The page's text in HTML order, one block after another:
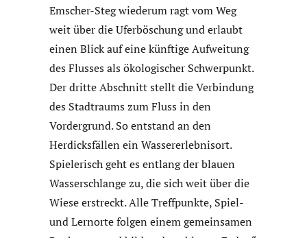
Emscher-Steg wiederum ragt vom Weg
weit über die Uferböschung und erlaubt
einen Blick auf eine künftige Aufweitung
des Flusses als ökologischer Schwerpunkt.
Der dritte Abschnitt stellt die Verbindung
des Stadtraums zum Fluss in den
Vordergrund. So entstand an den
Herdicksfällen ein Wassererlebnisort.
Spielerisch geht es entlang der blauen
Wasserschlange zu, die sich weit über die
Wiese erstreckt. Alle Treffpunkte, Spiel-
und Lernorte folgen einem gemeinsamen